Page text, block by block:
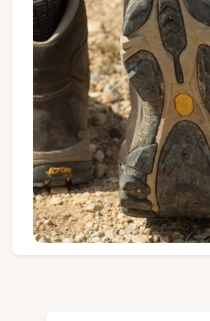
Follow us
EN NL DE